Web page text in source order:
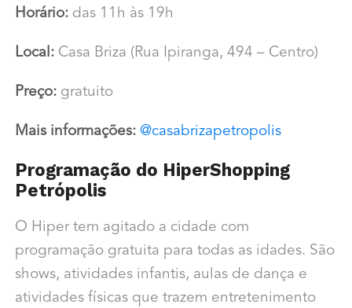
Horário: das 11h às 19h
Local: Casa Briza (Rua Ipiranga, 494 – Centro)
Preço:gratuito
Mais informações: @casabrizapetropolis
Programação do HiperShopping
Petrópolis
O Hiper tem agitado a cidade com
programação gratuita para todas as idades. São
shows, atividades infantis, aulas de dança e
atividades físicas que trazem entretenimento